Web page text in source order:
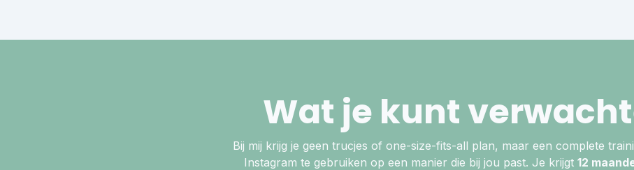
Wat je kunt
Bij mij krijg je geen trucjes of one-size-fits-all plan, maar een complete
Instagram te gebruiken op een manier die bij jou past. Je krijgt 12